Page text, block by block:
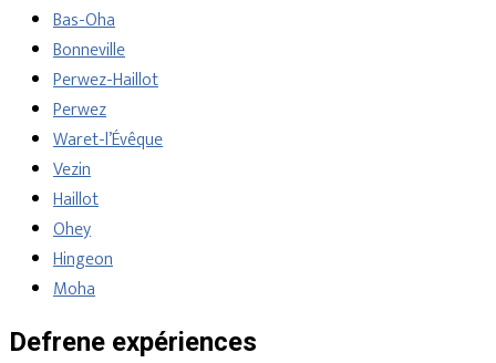
Bas-Oha
Bonneville
Perwez-Haillot
Perwez
Waret-l’Évêque
Vezin
Haillot
Ohey
Hingeon
Moha
Defrene expériences